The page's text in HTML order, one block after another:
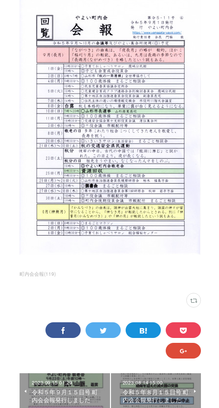
町内会会報(119)
2023.09.15 01:29
令和５年９月１５日号 町
内会会報発行しました
2023.08.14 15:00
令和５年８月１５日号 町
内会会報発行しました